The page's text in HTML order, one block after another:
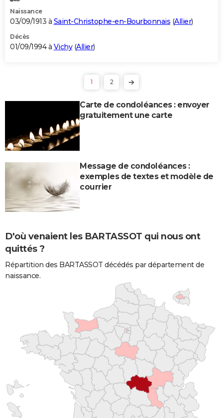
Naissance
03/09/1913 à Saint-Christophe-en-Bourbonnais (Allier)
Décès
01/09/1994 à Vichy(Allier)
1 2
Carte de condoléances : envoyer
gratuitement une carte
Message de condoléances :
exemples de textes et modèle de
courrier
D'où venaient les BARTASSOT qui nous ont
quittés ?
Répartition des BARTASSOT décédés par département de
naissance.